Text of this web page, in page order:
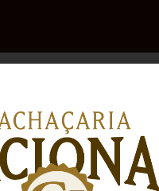
Outras
Bebidas